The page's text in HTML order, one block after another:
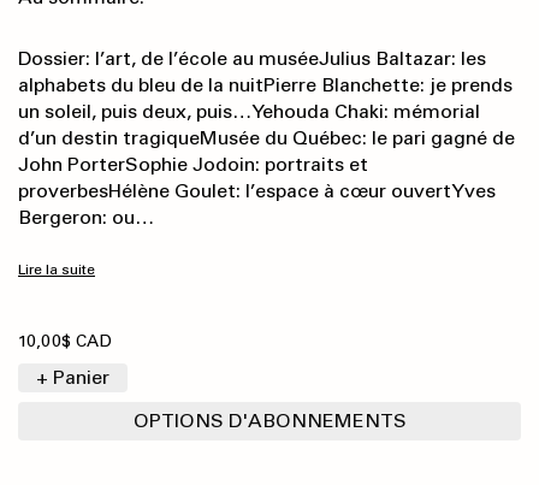
Dossier: l’art, de l’école au muséeJulius Baltazar: les
alphabets du bleu de la nuitPierre Blanchette: je prends
un soleil, puis deux, puis…Yehouda Chaki: mémorial
d’un destin tragiqueMusée du Québec: le pari gagné de
John PorterSophie Jodoin: portraits et
proverbesHélène Goulet: l’espace à cœur ouvertYves
Bergeron: ou…
Lire la suite
10,00$ CAD
+ Panier
OPTIONS D'ABONNEMENTS